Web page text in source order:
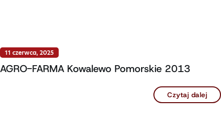
11 czerwca, 2025
AGRO-FARMA Kowalewo Pomorskie 2013
Czytaj dalej